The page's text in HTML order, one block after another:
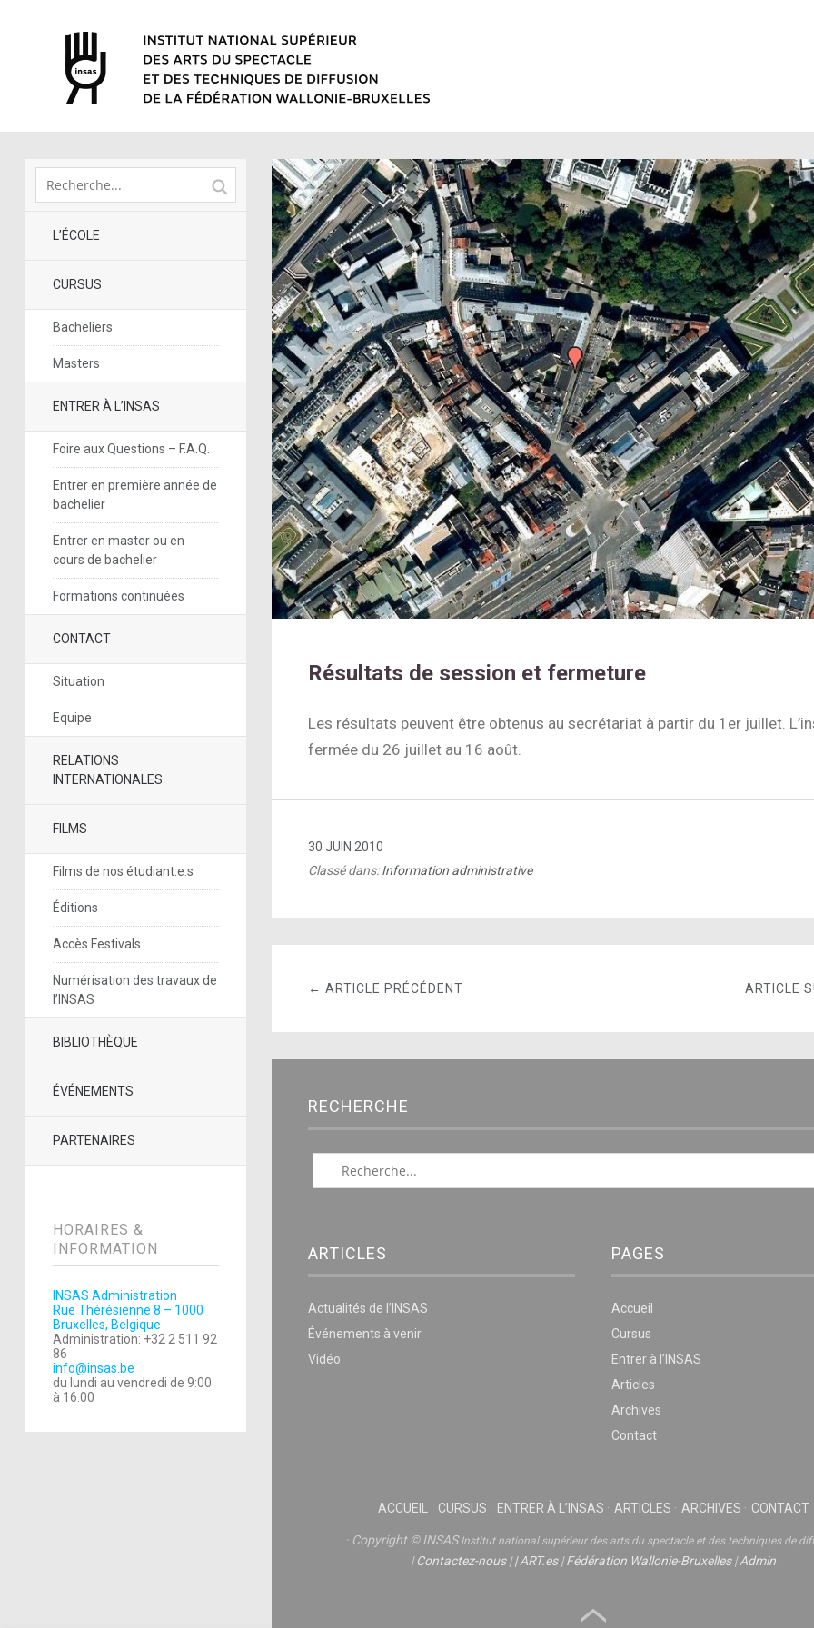
L’ÉCOLE
CURSUS
Bacheliers
Masters
ENTRER À L’INSAS
Foire aux Questions – F.A.Q.
Entrer en première année de
bachelier
Entrer en master ou en
cours de bachelier
Formations continuées
CONTACT
Situation
Equipe
RELATIONS
INTERNATIONALES
FILMS
Films de nos étudiant.e.s
Éditions
Accès Festivals
Numérisation des travaux de
l’INSAS
BIBLIOTHÈQUE
ÉVÉNEMENTS
PARTENAIRES
HORAIRES &
INFORMATION
INSAS Administration
Rue Thérésienne 8 – 1000
Bruxelles, Belgique
Administration: +32 2 511 92
86
info@insas.be
du lundi au vendredi de 9:00
à 16:00
Résultats de session et fermeture
Les résultats peuvent être obtenus au secrétariat à partir du 1er juillet.
fermée du 26 juillet au 16 août.
30 JUIN 2010
Classé dans:Information administrative
ARTICLE
← ARTICLE PRÉCÉDENT
RECHERCHE
ARTICLES
Actualités de l’INSAS
Événements à venir
Vidéo
PAGES
Accueil
Cursus
Entrer à l’INSAS
Articles
Archives
Contact
ACCUEIL CURSUS ENTRER À L’INSAS ARTICLES ARCHIVES CONTACT
Copyright © INSASInstitut national supérieur des arts du spectacle et des techniques de
|Contactez-nous||ART.es|Fédération Wallonie-Bruxelles|Admin